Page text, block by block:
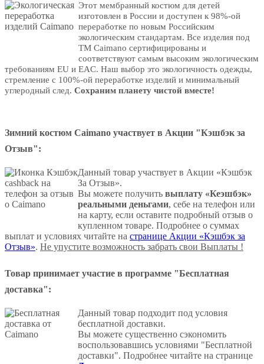
Этот мембранный костюм для детей
изготовлен в России и доступен к 98%-ой
переработке по новым Российским
экологическим стандартам. Все изделия под
ТМ Caimano сертифицированы и
соответствуют самым высоким экологическим
требованиям EU и EAC. Наш выбор это экологичность одежды,
стремление с 100%-ой переработке изделий и минимальный
углеродный след. Сохраним планету чистой вместе!
Зимний костюм Caimano участвует в Акции "Кэшбэк за
Отзыв":
Данный товар участвует в Акции «Кэшбэк
За Отзыв».
Вы можете получить выплату «Кеэшбэк»
реальными деньгами, себе на телефон или
на карту, если оставите подробный отзыв о
купленном товаре. Подробнее о суммах
выплат и условиях читайте на странице Акции «Кэшбэк за
Отзыв». Не упустите возможность забрать свои Выплаты !
Товар принимает участие в программе "Бесплатная
доставка":
Данный товар подходит под условия
бесплатной доставки.
Вы можете существенно сэкономить
воспользовавшись условиями "Бесплатной
доставки". Подробнее читайте на странице